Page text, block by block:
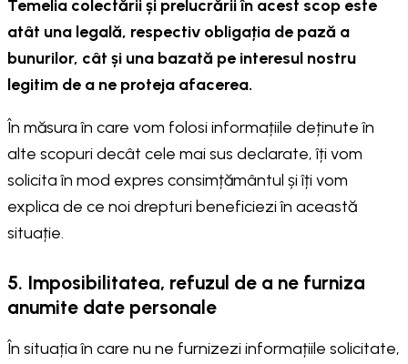
Temelia colectării și prelucrării în acest scop este
atât una legală, respectiv obligația de pază a
bunurilor, cât și una bazată pe interesul nostru
legitim de a ne proteja afacerea.
În măsura în care vom folosi informațiile deținute în
alte scopuri decât cele mai sus declarate, îți vom
solicita în mod expres consimțământul și îți vom
explica de ce noi drepturi beneficiezi în această
situație.
5. Imposibilitatea, refuzul de a ne furniza
anumite date personale
În situația în care nu ne furnizezi informațiile solicitate,